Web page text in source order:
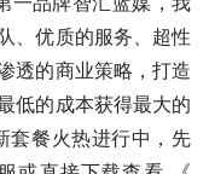
、优质的服务、超性
透的商业策略，打造
低的成本获得最大的
套餐火热进行中，先